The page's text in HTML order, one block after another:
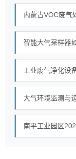
内蒙古VOC废气
智能大气采样器
工业废气净化设